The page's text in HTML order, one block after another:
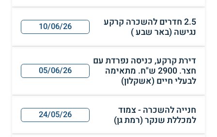
2.5 חדרים להשכרה קרקע
נגישה (באר שבע )
10/06/26
דירת קרקע, כניסה נפרדת עם
חצר. 2900 ש"ח. מתאימה
לבעלי חיים (אשקלון)
05/06/26
חנייה להשכרה - צמוד
למכללת שנקר (רמת גן)
24/05/26